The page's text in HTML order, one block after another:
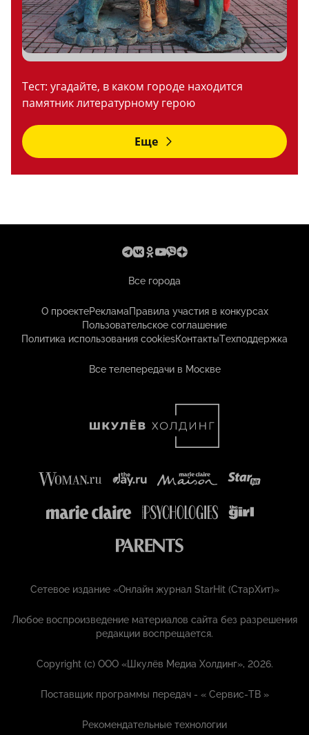
Тест: угадайте, в каком городе находится
памятник литературному герою
Еще
Все города
О проектеРекламаПравила участия в конкурсах
Пользовательское соглашение
Политика использования cookiesКонтактыТехподдержка
Все телепередачи в Москве
Сетевое издание «Онлайн журнал StarHit (СтарХит)»
Любое воспроизведение материалов сайта без разрешения
редакции воспрещается.
Copyright (с) ООО «Шкулёв Медиа Холдинг», 2026.
Поставщик программы передач - «Сервис-ТВ »
Рекомендательные технологии